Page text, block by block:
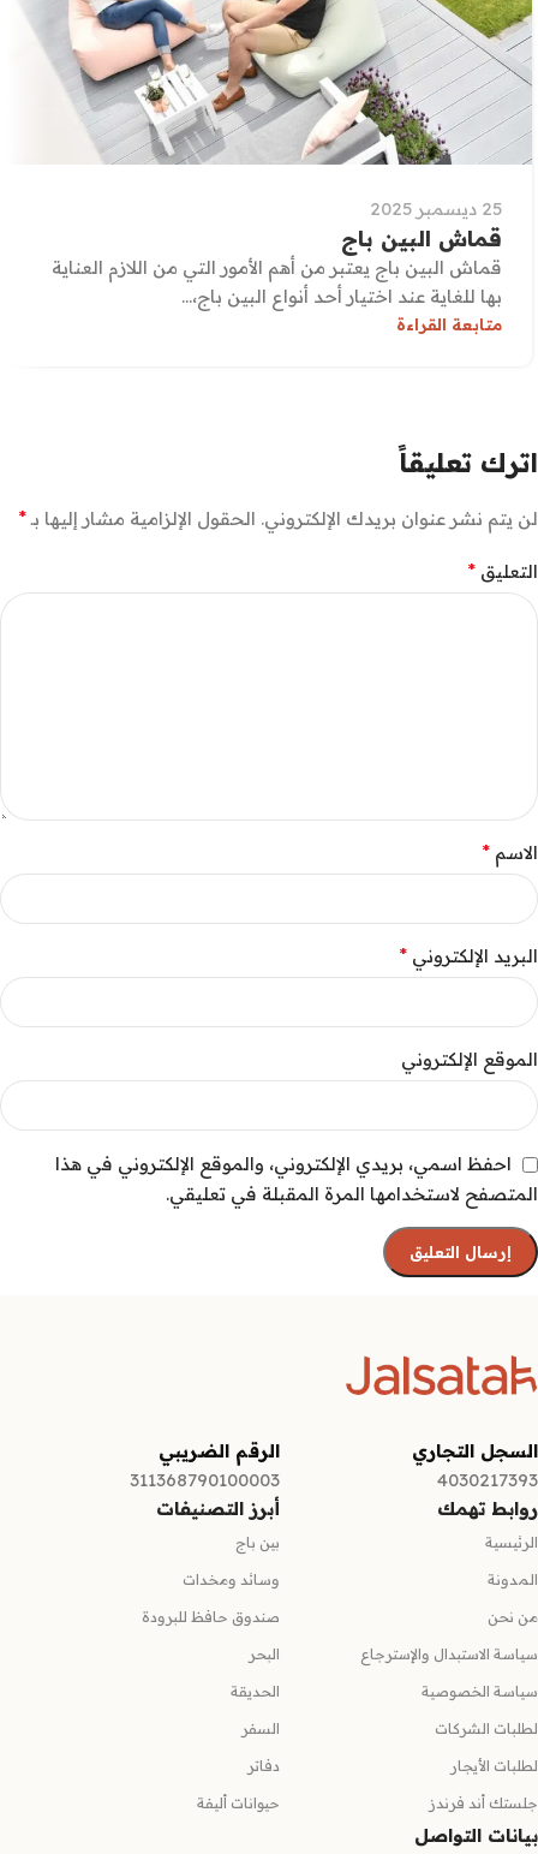
25 ديسمبر 2025
قماش البين باج
قماش البين باج يعتبر من أهم الأمور التي من اللازم العناية
بها للغاية عند اختيار أحد أنواع البين باج،...
متابعة القراءة
اترك تعليقاً
لن يتم نشر عنوان بريدك الإلكتروني. الحقول الإلزامية مشار إليها بـ*
التعليق *
الاسم *
البريد الإلكتروني *
الموقع الإلكتروني
احفظ اسمي، بريدي الإلكتروني، والموقع الإلكتروني في هذا
المتصفح لاستخدامها المرة المقبلة في تعليقي.
السجل التجاري
4030217393
الرقم الضريبي
311368790100003
روابط تهمك
الرئيسية
المدونة
من نحن
سياسة الاستبدال والإسترجاع
سياسة الخصوصية
لطلبات الشركات
لطلبات الأيجار
جلستك أند فرندز
أبرز التصنيفات
بين باج
وسائد ومخدات
صندوق حافظ للبرودة
البحر
الحديقة
السفر
دفاتر
حيوانات أليفة
بيانات التواصل